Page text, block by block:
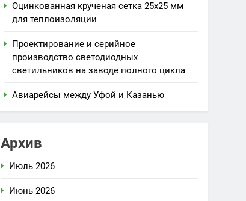
Оцинкованная крученая сетка 25х25 мм
для теплоизоляции
Проектирование и серийное
производство светодиодных
светильников на заводе полного цикла
Авиарейсы между Уфой и Казанью
Архив
Июль 2026
Июнь 2026